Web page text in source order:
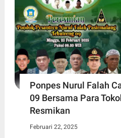
Ponpes Nurul Falah
09 Bersama Para
Resmikan
Februari 22, 2025